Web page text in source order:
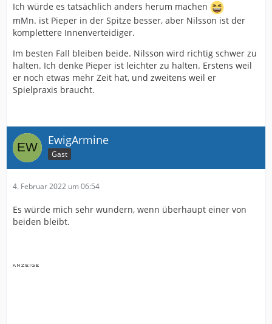
Ich würde es tatsächlich anders herum machen
mMn. ist Pieper in der Spitze besser, aber Nilsson ist der
komplettere Innenverteidiger.
Im besten Fall bleiben beide. Nilsson wird richtig schwer zu
halten. Ich denke Pieper ist leichter zu halten. Erstens weil
er noch etwas mehr Zeit hat, und zweitens weil er
Spielpraxis braucht.
EwigArmine
Gast
4. Februar 2022 um 06:54
Es würde mich sehr wundern, wenn überhaupt einer von
beiden bleibt.